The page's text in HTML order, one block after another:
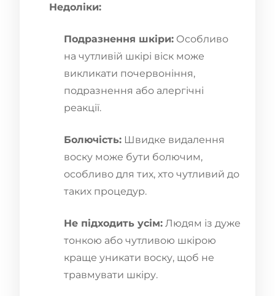
Недоліки:
Подразнення шкіри: Особливо
на чутливій шкірі віск може
викликати почервоніння,
подразнення або алергічні
реакції.
Болючість: Швидке видалення
воску може бути болючим,
особливо для тих, хто чутливий до
таких процедур.
Не підходить усім: Людям із дуже
тонкою або чутливою шкірою
краще уникати воску, щоб не
травмувати шкіру.